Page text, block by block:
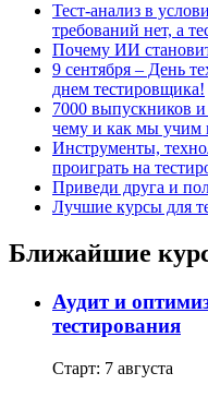
Тест-анализ в
требований нет, а
Почему ИИ
9 сентября – День
днем тестировщика!
7000 выпускников и
чему и как мы учим
Инструменты,
проиграть на
Приведи друга и
Лучшие курсы для
Ближайшие
Аудит и
тестирования
Старт: 7 августа